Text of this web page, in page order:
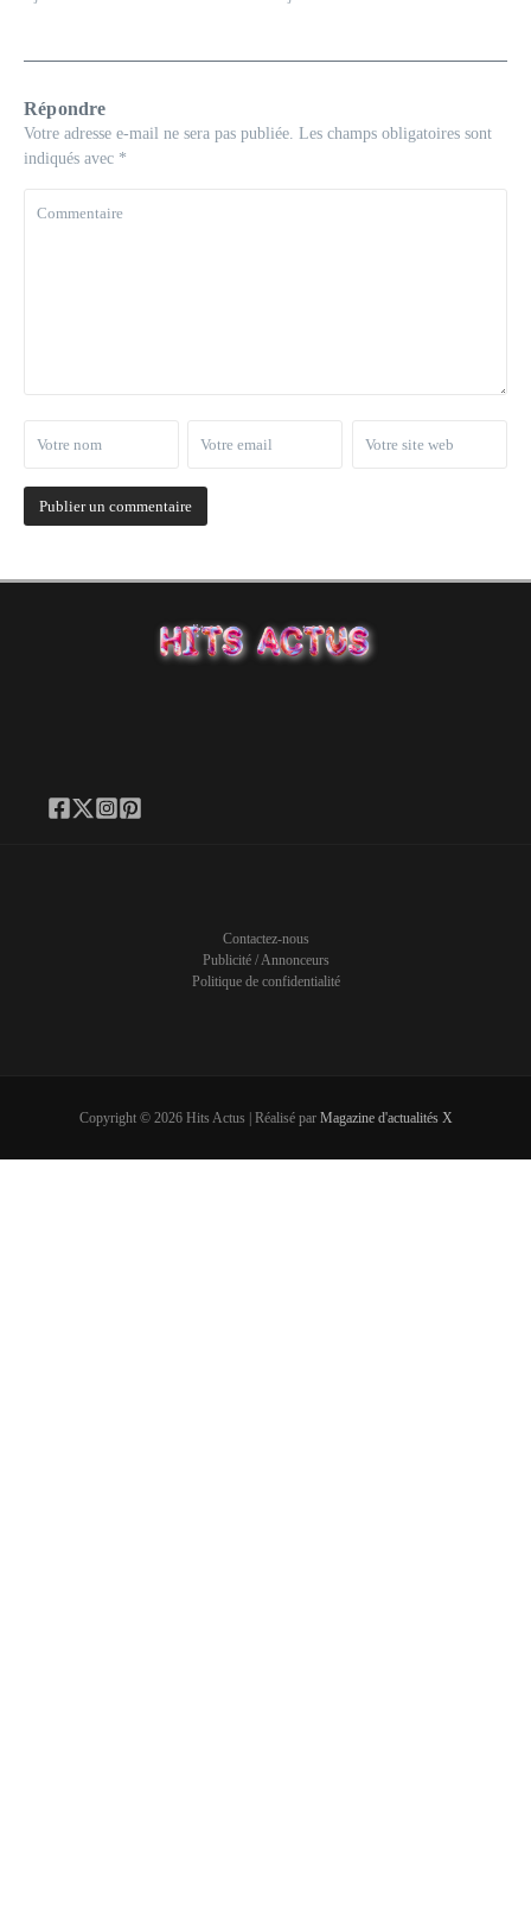
Répondre
Votre adresse e-mail ne sera pas publiée. Les champs obligatoires sont
indiqués avec *
Contactez-nous
Publicité / Annonceurs
Politique de confidentialité
Copyright © 2026 Hits Actus | Réalisé par Magazine d'actualités X